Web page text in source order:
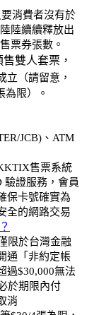
消費者沒有於
陸續續釋放出
票券張數。
售雙人套票，
立（請留意，
為限）。
JCB)、ATM
售票系統
驗證服務，會員
保卡號確實為
全的網路交易
限於台灣金融
通「非約定帳
過$30,000無法
於期限內付
消